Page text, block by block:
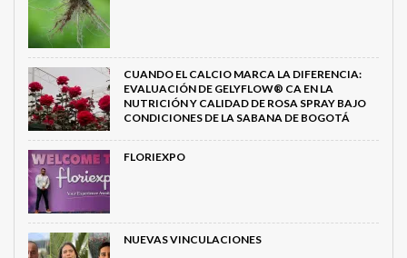
CUANDO EL CALCIO MARCA LA DIFERENCIA:
EVALUACIÓN DE GELYFLOW® CA EN LA
NUTRICIÓN Y CALIDAD DE ROSA SPRAY BAJO
CONDICIONES DE LA SABANA DE BOGOTÁ
FLORIEXPO
NUEVAS VINCULACIONES